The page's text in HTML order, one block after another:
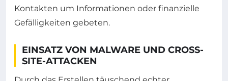
Kontakten um Informationen oder finanzielle
Gefälligkeiten gebeten.
EINSATZ VON MALWARE UND CROSS-
SITE-ATTACKEN